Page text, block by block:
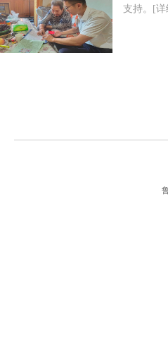
支持。
[详
保险欺诈如何破？中
未来，
险“反欺